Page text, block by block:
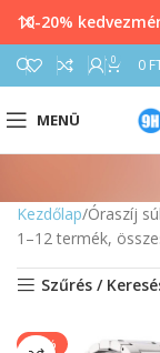
0 0
MENÜ
Kezdőlap Óraszíj
1–12 termék,
Szűrés /
-40%
10-20%